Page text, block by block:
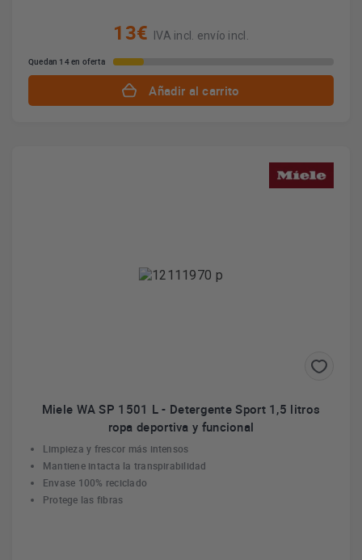
13€ IVA incl. envío incl.
Quedan 14 en oferta
Añadir al carrito
Miele WA SP 1501 L - Detergente Sport 1,5 litros
ropa deportiva y funcional
Limpieza y frescor más intensos
Mantiene intacta la transpirabilidad
Envase 100% reciclado
Protege las fibras